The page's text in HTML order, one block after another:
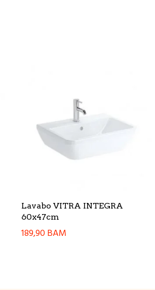
Lavabo VITRA INTEGRA
60x47cm
189,90BAM